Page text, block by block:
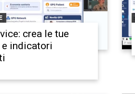
crea le tue
indicatori